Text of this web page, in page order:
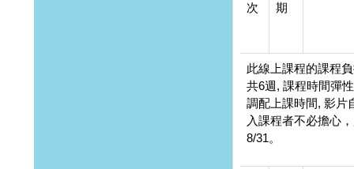
次
期
此線上課程的課程
共6週, 課程時間彈
調配上課時間, 影片
入課程者不必擔心
8/31。